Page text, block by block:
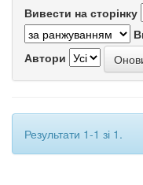
Вивести на сторінку
Автори
Результати 1-1 зі 1.